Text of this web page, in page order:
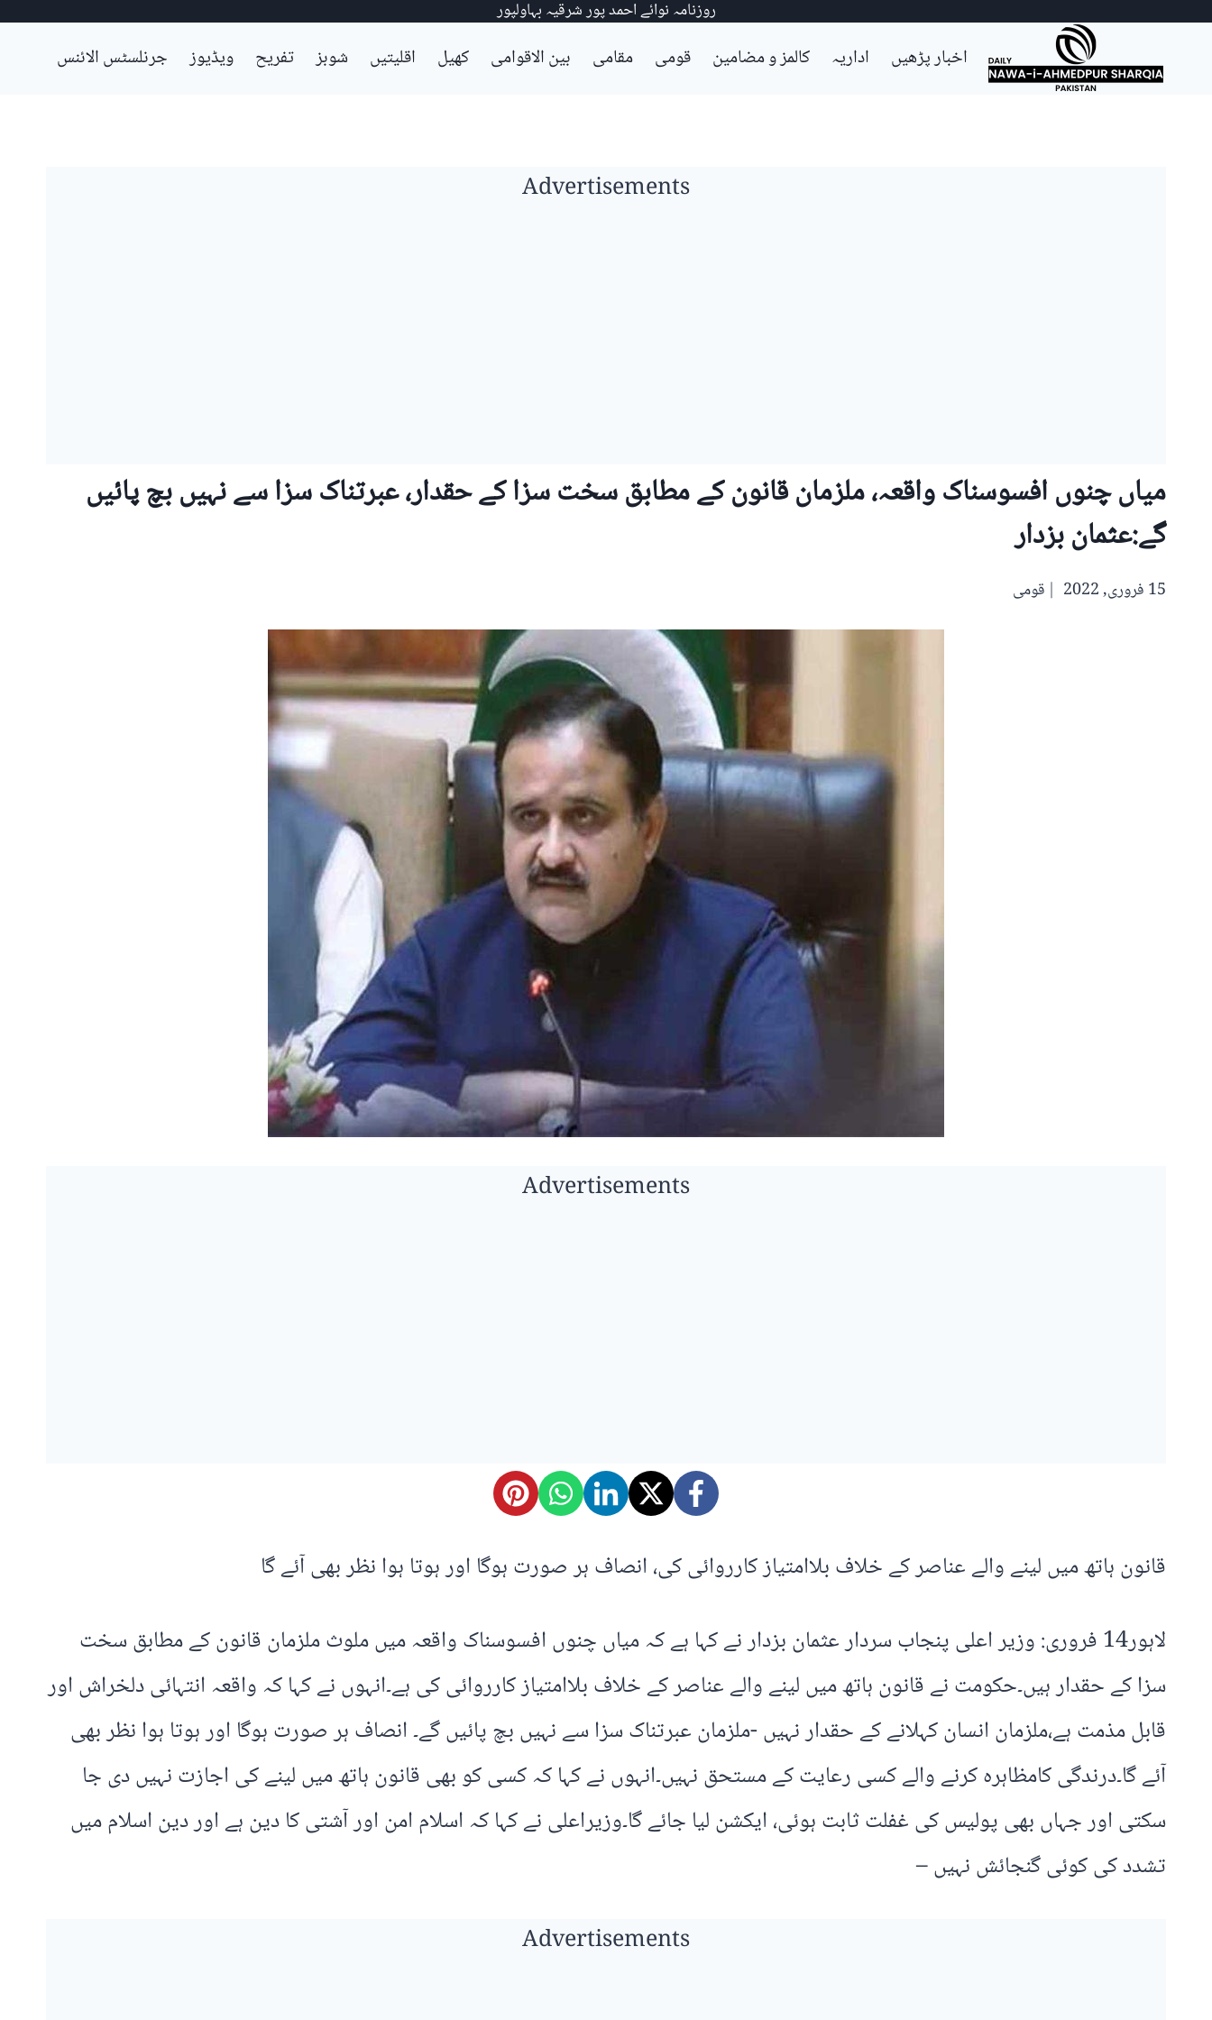
Skip
روزنامہ نوائے احمد پور شرقیہ بہاولپور
اخبار پڑھیں اداریہ کالمز و مضامین قومی مقامی بین الاقوامی کھیل اقلیتیں شوبز تفریح ویڈیوز جرنلسٹس الائنس
Advertisements
میاں چنوں افسوسناک واقعہ، ملزمان قانون کے مطابق سخت سزا کے حقدار، عبرتناک سزا سے نہیں بچ پائیں
گے:عثمان بزدار
15 فروری, 2022 قومی
Advertisements
قانون ہاتھ میں لینے والے عناصر کے خلاف بلاامتیاز کارروائی کی، انصاف ہر صورت ہوگا اور ہوتا ہوا نظر بھی آئے گا
لاہور14 فروری: وزیر اعلی پنجاب سردار عثمان بزدار نے کہا ہے کہ میاں چنوں افسوسناک واقعہ میں ملوث ملزمان قانون کے مطابق سخت
سزا کے حقدار ہیں۔حکومت نے قانون ہاتھ میں لینے والے عناصر کے خلاف بلاامتیاز کارروائی کی ہے۔انہوں نے کہا کہ واقعہ انتہائی دلخراش اور
قابل مذمت ہے،ملزمان انسان کہلانے کے حقدار نہیں -ملزمان عبرتناک سزا سے نہیں بچ پائیں گے۔ انصاف ہر صورت ہوگا اور ہوتا ہوا نظر بھی
آئے گا۔درندگی کامظاہرہ کرنے والے کسی رعایت کے مستحق نہیں۔انہوں نے کہا کہ کسی کو بھی قانون ہاتھ میں لینے کی اجازت نہیں دی جا
سکتی اور جہاں بھی پولیس کی غفلت ثابت ہوئی، ایکشن لیا جائے گا۔وزیراعلی نے کہا کہ اسلام امن اور آشتی کا دین ہے اور دین اسلام میں
تشدد کی کوئی گنجائش نہیں –
Advertisements